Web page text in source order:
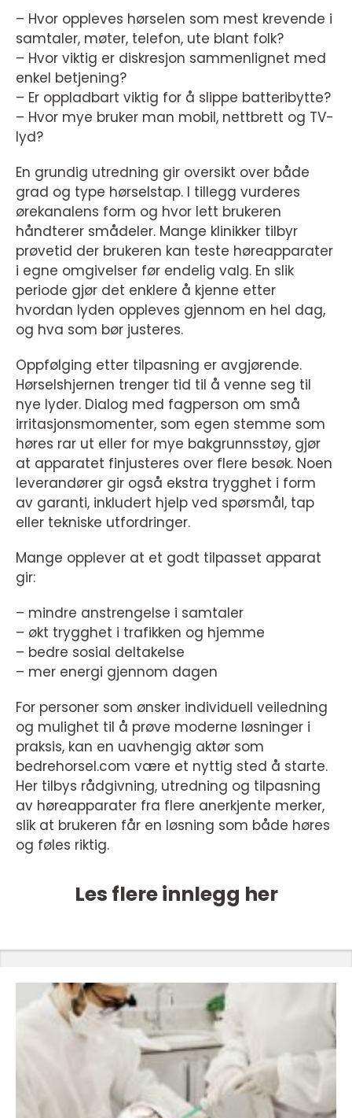
– Hvor oppleves hørselen som mest krevende i
samtaler, møter, telefon, ute blant folk?
– Hvor viktig er diskresjon sammenlignet med
enkel betjening?
– Er oppladbart viktig for å slippe batteribytte?
– Hvor mye bruker man mobil, nettbrett og TV-
lyd?
En grundig utredning gir oversikt over både
grad og type hørselstap. I tillegg vurderes
ørekanalens form og hvor lett brukeren
håndterer smådeler. Mange klinikker tilbyr
prøvetid der brukeren kan teste høreapparater
i egne omgivelser før endelig valg. En slik
periode gjør det enklere å kjenne etter
hvordan lyden oppleves gjennom en hel dag,
og hva som bør justeres.
Oppfølging etter tilpasning er avgjørende.
Hørselshjernen trenger tid til å venne seg til
nye lyder. Dialog med fagperson om små
irritasjonsmomenter, som egen stemme som
høres rar ut eller for mye bakgrunnsstøy, gjør
at apparatet finjusteres over flere besøk. Noen
leverandører gir også ekstra trygghet i form
av garanti, inkludert hjelp ved spørsmål, tap
eller tekniske utfordringer.
Mange opplever at et godt tilpasset apparat
gir:
– mindre anstrengelse i samtaler
– økt trygghet i trafikken og hjemme
– bedre sosial deltakelse
– mer energi gjennom dagen
For personer som ønsker individuell veiledning
og mulighet til å prøve moderne løsninger i
praksis, kan en uavhengig aktør som
bedrehorsel.com være et nyttig sted å starte.
Her tilbys rådgivning, utredning og tilpasning
av høreapparater fra flere anerkjente merker,
slik at brukeren får en løsning som både høres
og føles riktig.
Les flere innlegg her